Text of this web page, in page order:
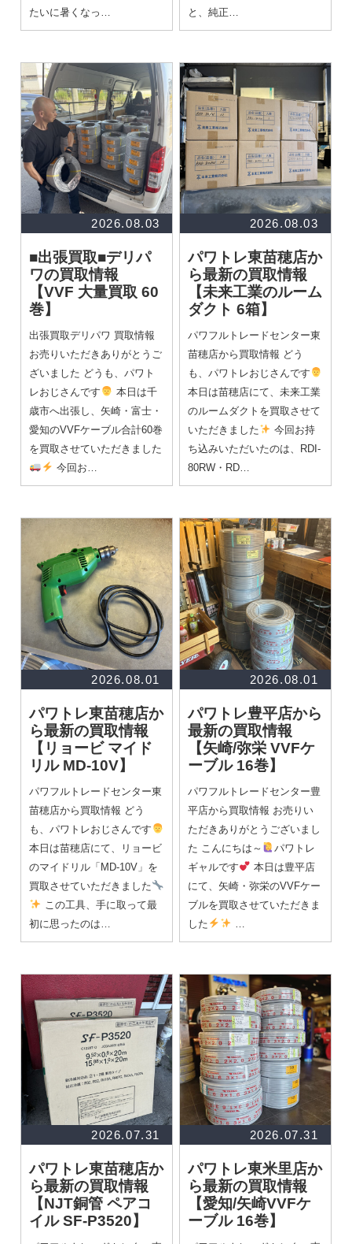
たいに暑くなっ…
と、純正…
2026.08.03
■出張買取■デリパ
ワの買取情報
【VVF 大量買取 60
巻】
出張買取デリパワ 買取情報
お売りいただきありがとうご
ざいました どうも、パワト
レおじさんです
本日は千
歳市へ出張し、矢崎・富士・
愛知のVVFケーブル合計60巻
を買取させていただきました
今回お…
2026.08.03
パワトレ東苗穂店か
ら最新の買取情報
【未来工業のルーム
ダクト 6箱】
パワフルトレードセンター東
苗穂店から買取情報 どう
も、パワトレおじさんです
本日は苗穂店にて、未来工業
のルームダクトを買取させて
いただきました
今回お持
ち込みいただいたのは、RDI-
80RW・RD…
2026.08.01
パワトレ東苗穂店か
ら最新の買取情報
【リョービ マイド
リル MD-10V】
パワフルトレードセンター東
苗穂店から買取情報 どう
も、パワトレおじさんです
本日は苗穂店にて、リョービ
のマイドリル「MD-10V」を
買取させていただきました
この工具、手に取って最
初に思ったのは…
2026.08.01
パワトレ豊平店から
最新の買取情報
【矢崎/弥栄 VVFケ
ーブル 16巻】
パワフルトレードセンター豊
平店から買取情報 お売りい
ただきありがとうございまし
た こんにちは～
パワトレ
ギャルです
本日は豊平店
にて、矢崎・弥栄のVVFケー
ブルを買取させていただきま
した
2026.07.31
パワトレ東苗穂店か
ら最新の買取情報
【NJT銅管 ペアコ
イル SF-P3520】
2026.07.31
パワトレ東米里店か
ら最新の買取情報
【愛知/矢崎VVFケ
ーブル 16巻】